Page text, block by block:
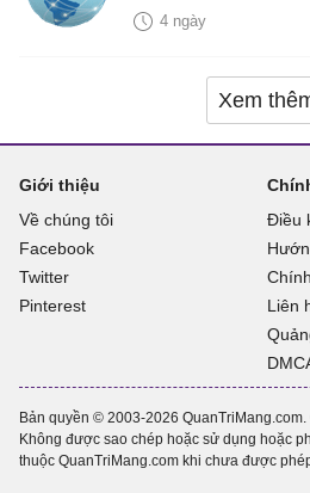
4 ngày
Xem
Giới thiệu
Về chúng tôi
Facebook
Twitter
Pinterest
Điều
Liên
Bản quyền © 2003-2026
Không được sao chép hoặc sử dụng hoặc
thuộc QuanTriMang.com khi chưa được